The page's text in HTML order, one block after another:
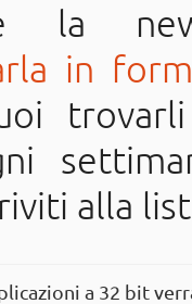
la
in
alla
a 32 bit